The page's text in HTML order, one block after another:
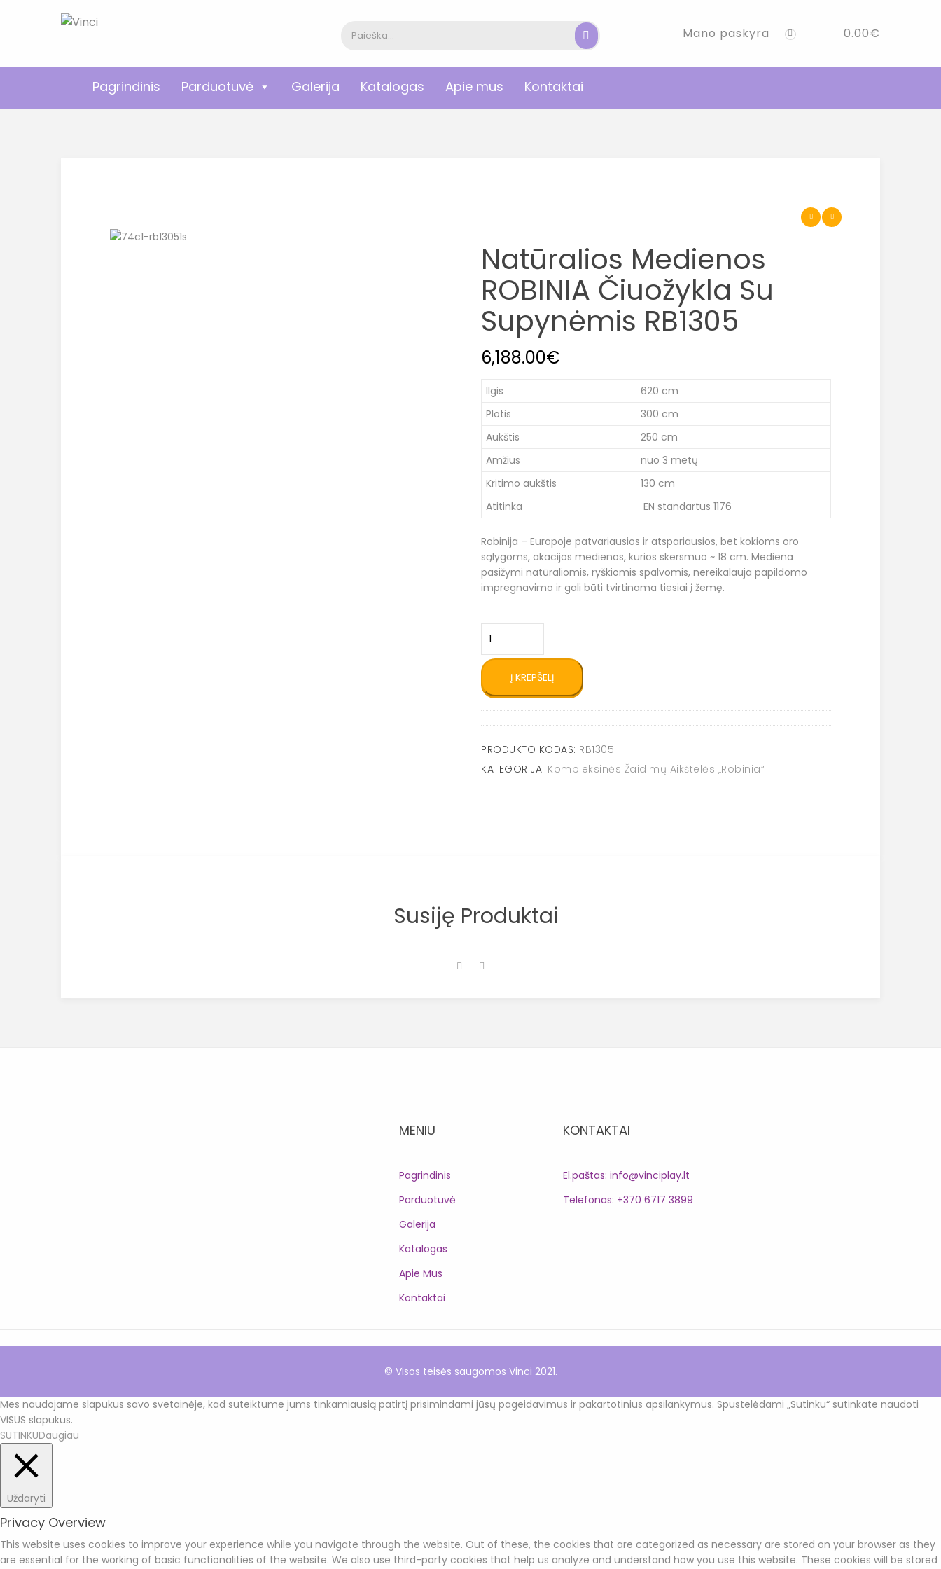
0.00€
Mano paskyra
Pagrindinis Parduotuvė Galerija Katalogas Apie mus Kontaktai
Natūralios Medienos
ROBINIA Čiuožykla Su
Supynėmis RB1305
6,188.00€
Ilgis
620 cm
Plotis
300 cm
Aukštis
250 cm
Amžius
nuo 3 metų
Kritimo aukštis
130 cm
Atitinka
EN standartus 1176
Robinija – Europoje patvariausios ir atspariausios, bet kokioms oro
sąlygoms, akacijos medienos, kurios skersmuo ~ 18 cm. Mediena
pasižymi natūraliomis, ryškiomis spalvomis, nereikalauja papildomo
impregnavimo ir gali būti tvirtinama tiesiai į žemę.
kiekis:
Natūralios
medienos
ROBINIA
čiuožykla
su
RB1305
Į KREPŠELĮ
PRODUKTO KODAS: RB1305
KATEGORIJA: Kompleksinės Žaidimų Aikštelės „Robinia“
Susiję Produktai
MENIU
Pagrindinis
Parduotuvė
Galerija
Katalogas
Apie Mus
Kontaktai
KONTAKTAI
El.paštas: info@vinciplay.lt
Telefonas: +370 6717 3899
© Visos teisės saugomos Vinci 2021.
Mes naudojame slapukus savo svetainėje, kad suteiktume jums tinkamiausią patirtį prisimindami jūsų pageidavimus ir pakartotinius apsilankymus. Spustelėdami „Sutinku“ sutinkate naudoti
VISUS slapukus.
SUTINKUDaugiau
Uždaryti
Privacy Overview
This website uses cookies to improve your experience while you navigate through the website. Out of these, the cookies that are categorized as necessary are stored on your browser as they
are essential for the working of basic functionalities of the website. We also use third-party cookies that help us analyze and understand how you use this website. These cookies will be stored